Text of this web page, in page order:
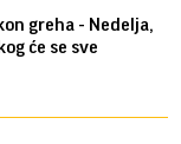
greha - Nedelja,
će se sve